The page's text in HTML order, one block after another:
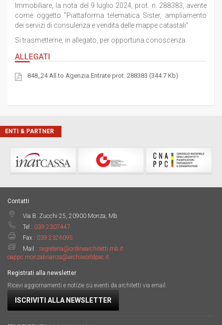
Immobiliare, la nota del 9 luglio 2024, prot. n. 288383, avente
come oggetto "Piattaforma telematica Sister, ampliamento
dei servizi di consulenza e vendita delle mappe catastali"
Si trasmetterne, in allegato, per opportuna conoscenza.
ALLEGATI
848_24 All.to Agenzia Entrate prot. 288383 (344.7 Kb)
ENTI & PARTNER
Contatti
Via B. Zucchi 25, 20900 Monza, Mb
Tel : 039.2307447
Fax : 039.2326095
Mail : segreteria@ordinearchitetti.mb.it
oappc.monzabrianza@archiworldpec.it
Registrati alla newsletter
Ricevi aggiornamenti e notizie su eventi da architetti via email.
ISCRIVITI ALLA NEWSLETTER